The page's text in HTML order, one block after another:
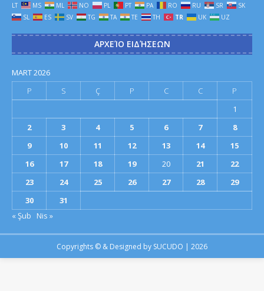
LT
MS ML NO PL PT PA RO RU SR
SK
SL
ES SV TG TA TE TH TR UK UZ
ΑΡΧΕΊΟ ΕΙΔΉΣΕΩΝ
MART 2026
P
S Ç P C C
P
1
2
3 4 5 6 7
8
9
10 11 12 13 14
15
16
17 18 19 20 21
22
23
24 25 26 27 28
29
30
31
« Şub
Nis »
Copyrights © & Designed by SUCUDO | 2026